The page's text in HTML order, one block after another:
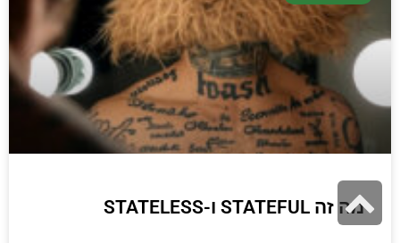
מה זה STATEFUL ו-STATELESS
גלילה
לראש